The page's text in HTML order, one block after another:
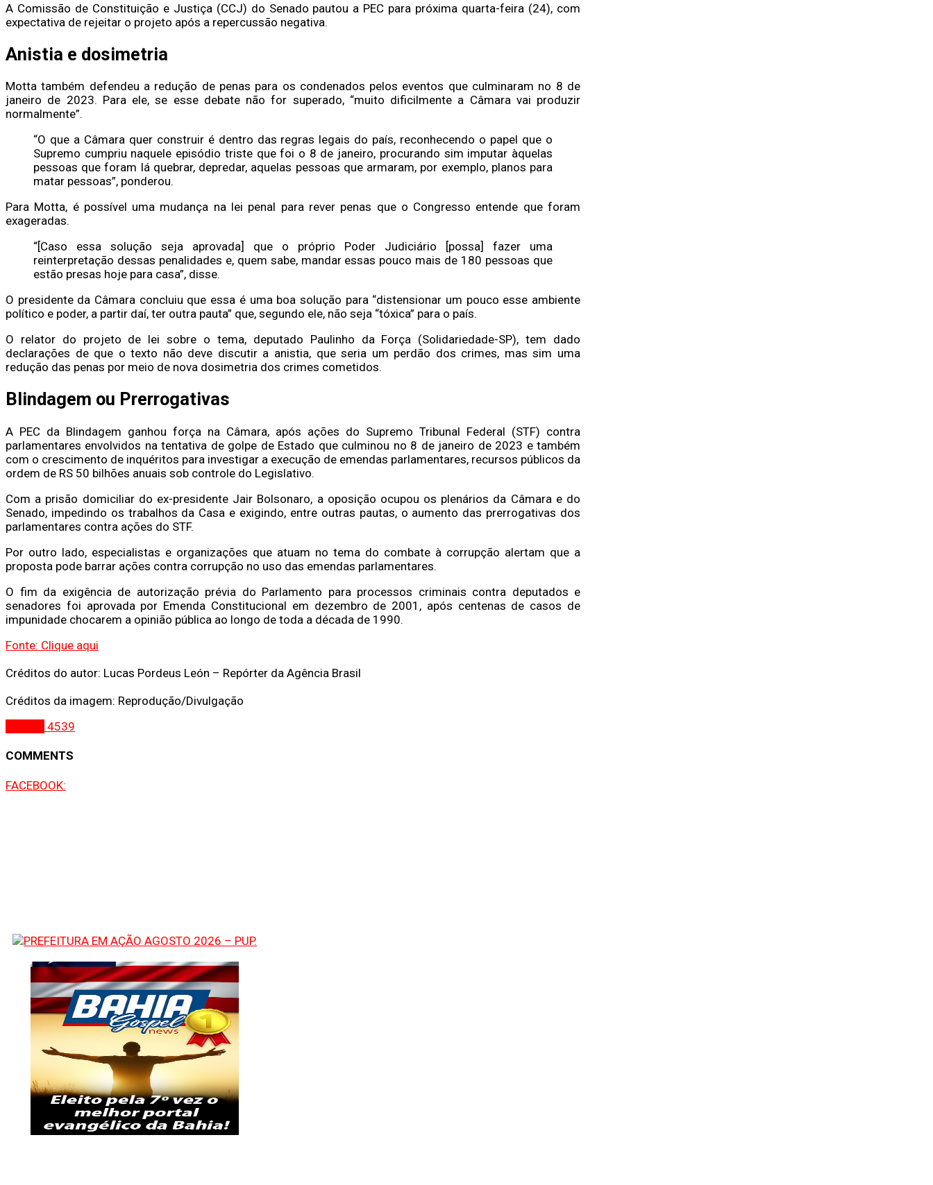
A Comissão de Constituição e Justiça (CCJ) do Senado pautou a PEC para próxima quarta-feira (24), com
expectativa de rejeitar o projeto após a repercussão negativa.
Anistia e dosimetria
Motta também defendeu a redução de penas para os condenados pelos eventos que culminaram no 8 de
janeiro de 2023. Para ele, se esse debate não for superado, “muito dificilmente a Câmara vai produzir
normalmente”.
“O que a Câmara quer construir é dentro das regras legais do país, reconhecendo o papel que o
Supremo cumpriu naquele episódio triste que foi o 8 de janeiro, procurando sim imputar àquelas
pessoas que foram lá quebrar, depredar, aquelas pessoas que armaram, por exemplo, planos para
matar pessoas”, ponderou.
Para Motta, é possível uma mudança na lei penal para rever penas que o Congresso entende que foram
exageradas.
“[Caso essa solução seja aprovada] que o próprio Poder Judiciário [possa] fazer uma
reinterpretação dessas penalidades e, quem sabe, mandar essas pouco mais de 180 pessoas que
estão presas hoje para casa”, disse.
O presidente da Câmara concluiu que essa é uma boa solução para “distensionar um pouco esse ambiente
político e poder, a partir daí, ter outra pauta” que, segundo ele, não seja “tóxica” para o país.
O relator do projeto de lei sobre o tema, deputado Paulinho da Força (Solidariedade-SP), tem dado
declarações de que o texto não deve discutir a anistia, que seria um perdão dos crimes, mas sim uma
redução das penas por meio de nova dosimetria dos crimes cometidos.
Blindagem ou Prerrogativas
A PEC da Blindagem ganhou força na Câmara, após ações do Supremo Tribunal Federal (STF) contra
parlamentares envolvidos na tentativa de golpe de Estado que culminou no 8 de janeiro de 2023 e também
com o crescimento de inquéritos para investigar a execução de emendas parlamentares, recursos públicos da
ordem de RS 50 bilhões anuais sob controle do Legislativo.
Com a prisão domiciliar do ex-presidente Jair Bolsonaro, a oposição ocupou os plenários da Câmara e do
Senado, impedindo os trabalhos da Casa e exigindo, entre outras pautas, o aumento das prerrogativas dos
parlamentares contra ações do STF.
Por outro lado, especialistas e organizações que atuam no tema do combate à corrupção alertam que a
proposta pode barrar ações contra corrupção no uso das emendas parlamentares.
O fim da exigência de autorização prévia do Parlamento para processos criminais contra deputados e
senadores foi aprovada por Emenda Constitucional em dezembro de 2001, após centenas de casos de
impunidade chocarem a opinião pública ao longo de toda a década de 1990.
Fonte: Clique aqui
Créditos do autor: Lucas Pordeus León – Repórter da Agência Brasil
Créditos da imagem: Reprodução/Divulgação
4539
COMMENTS
FACEBOOK: